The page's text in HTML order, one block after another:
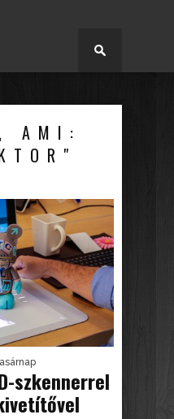
AMI:
szkennerrel